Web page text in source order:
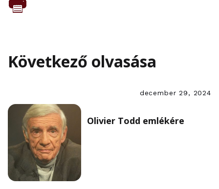
Következő olvasása
december 29, 2024
Olivier Todd emlékére